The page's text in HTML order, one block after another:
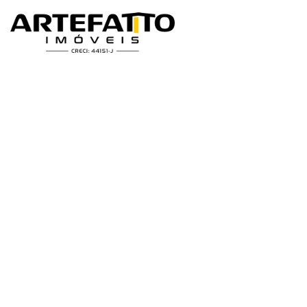
Home / Imóveis à venda / Terreno / Delfinópolis